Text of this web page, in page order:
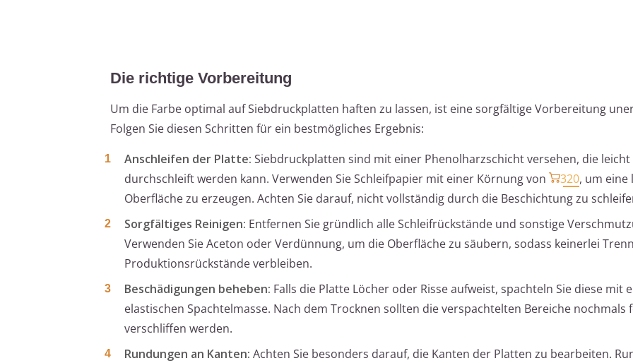
Die richtige Vorbereitung
Um die Farbe optimal auf Siebdruckplatten haften zu lassen, ist eine sorgfältige Vorbereitung
Folgen Sie diesen Schritten für ein bestmögliches Ergebnis:
Anschleifen der Platte: Siebdruckplatten sind mit einer Phenolharzschicht versehen, die leicht
durchschleift werden kann. Verwenden Sie Schleifpapier mit einer Körnung von
320, um eine
Oberfläche zu erzeugen. Achten Sie darauf, nicht vollständig durch die Beschichtung zu
Sorgfältiges Reinigen: Entfernen Sie gründlich alle Schleifrückstände und sonstige
Verwenden Sie Aceton oder Verdünnung, um die Oberfläche zu säubern, sodass keinerlei
Produktionsrückstände verbleiben.
Beschädigungen beheben: Falls die Platte Löcher oder Risse aufweist, spachteln Sie diese mit
elastischen Spachtelmasse. Nach dem Trocknen sollten die verspachtelten Bereiche nochmals
verschliffen werden.
Rundungen an Kanten: Achten Sie besonders darauf, die Kanten der Platten zu bearbeiten.